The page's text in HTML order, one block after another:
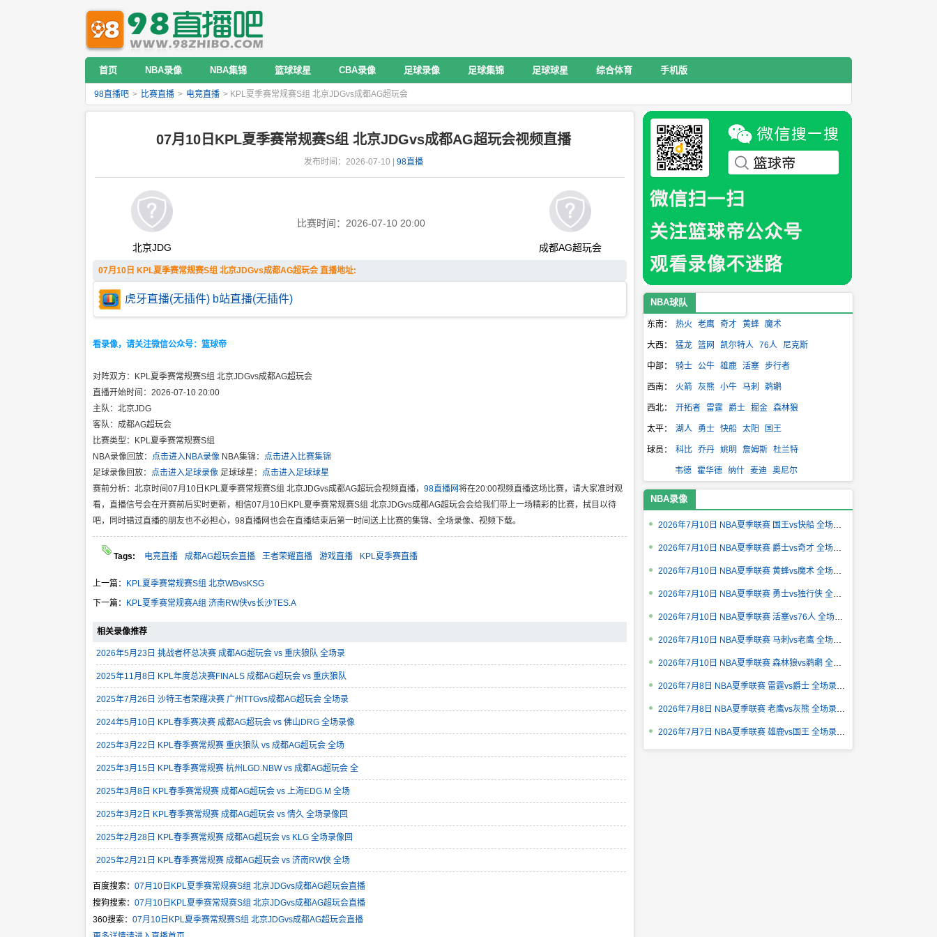
首页 NBA录像 NBA集锦 篮球球星 CBA录像 足球录像 足球集锦 足球球星 综合体育 手机版
98直播吧 > 比赛直播 > 电竞直播 > KPL夏季赛常规赛S组 北京JDGvs成都AG超玩会
07月10日KPL夏季赛常规赛S组 北京JDGvs成都AG超玩会视频直播
发布时间：2026-07-10 | 98直播
北京JDG
比赛时间： 2026-07-10 20:00
成都AG超玩会
07月10日 KPL夏季赛常规赛S组 北京JDGvs成都AG超玩会 直播地址:
虎牙直播(无插件) b站直播(无插件)
看录像，请关注微信公众号：篮球帝
对阵双方：KPL夏季赛常规赛S组 北京JDGvs成都AG超玩会
直播开始时间：2026-07-10 20:00
主队：北京JDG
客队：成都AG超玩会
比赛类型：KPL夏季赛常规赛S组
NBA录像回放： 点击进入NBA录像 NBA集锦： 点击进入比赛集锦
足球录像回放： 点击进入足球录像 足球球星： 点击进入足球球星
赛前分析：北京时间07月10日KPL夏季赛常规赛S组 北京JDGvs成都AG超玩会视频直播， 98直播网将在20:00视频直播这场比赛，请大家准时观
看，直播信号会在开赛前后实时更新，相信07月10日KPL夏季赛常规赛S组 北京JDGvs成都AG超玩会会给我们带上一场精彩的比赛，拭目以待
吧，同时错过直播的朋友也不必担心，98直播网也会在直播结束后第一时间送上比赛的集锦、全场录像、视频下载。
Tags: 电竞直播 成都AG超玩会直播 王者荣耀直播 游戏直播 KPL夏季赛直播
上一篇：
KPL夏季赛常规赛S组 北京WBvsKSG
下一篇：
KPL夏季赛常规赛A组 济南RW侠vs长沙TES.A
相关录像推荐
2026年5月23日 挑战者杯总决赛 成都AG超玩会 vs 重庆狼队 全场录
2025年11月8日 KPL年度总决赛FINALS 成都AG超玩会 vs 重庆狼队
2025年7月26日 沙特王者荣耀决赛 广州TTGvs成都AG超玩会 全场录
2024年5月10日 KPL春季赛决赛 成都AG超玩会 vs 佛山DRG 全场录像
2025年3月22日 KPL春季赛常规赛 重庆狼队 vs 成都AG超玩会 全场
2025年3月15日 KPL春季赛常规赛 杭州LGD.NBW vs 成都AG超玩会 全
2025年3月8日 KPL春季赛常规赛 成都AG超玩会 vs 上海EDG.M 全场
2025年3月2日 KPL春季赛常规赛 成都AG超玩会 vs 情久 全场录像回
2025年2月28日 KPL春季赛常规赛 成都AG超玩会 vs KLG 全场录像回
2025年2月21日 KPL春季赛常规赛 成都AG超玩会 vs 济南RW侠 全场
百度搜索： 07月10日KPL夏季赛常规赛S组 北京JDGvs成都AG超玩会直播
搜狗搜索： 07月10日KPL夏季赛常规赛S组 北京JDGvs成都AG超玩会直播
360搜索： 07月10日KPL夏季赛常规赛S组 北京JDGvs成都AG超玩会直播
NBA球队
东南： 热火 老鹰 奇才 黄蜂 魔术
大西： 猛龙 篮网 凯尔特人 76人 尼克斯
中部： 骑士 公牛 雄鹿 活塞 步行者
西南： 火箭 灰熊 小牛 马刺 鹈鹕
西北： 开拓者 雷霆 爵士 掘金 森林狼
太平： 湖人 勇士 快船 太阳 国王
球员： 科比 乔丹 姚明 詹姆斯 杜兰特
韦德 霍华德 纳什 麦迪 奥尼尔
NBA录像
2026年7月10日 NBA夏季联赛 国王vs快船 全场录像回放
2026年7月10日 NBA夏季联赛 爵士vs奇才 全场录像回放
2026年7月10日 NBA夏季联赛 黄蜂vs魔术 全场录像回放
2026年7月10日 NBA夏季联赛 勇士vs独行侠 全场录像回放
2026年7月10日 NBA夏季联赛 活塞vs76人 全场录像回放
2026年7月10日 NBA夏季联赛 马刺vs老鹰 全场录像回放
2026年7月10日 NBA夏季联赛 森林狼vs鹈鹕 全场录像回放
2026年7月8日 NBA夏季联赛 雷霆vs爵士 全场录像回放
2026年7月8日 NBA夏季联赛 老鹰vs灰熊 全场录像回放
2026年7月7日 NBA夏季联赛 雄鹿vs国王 全场录像回放